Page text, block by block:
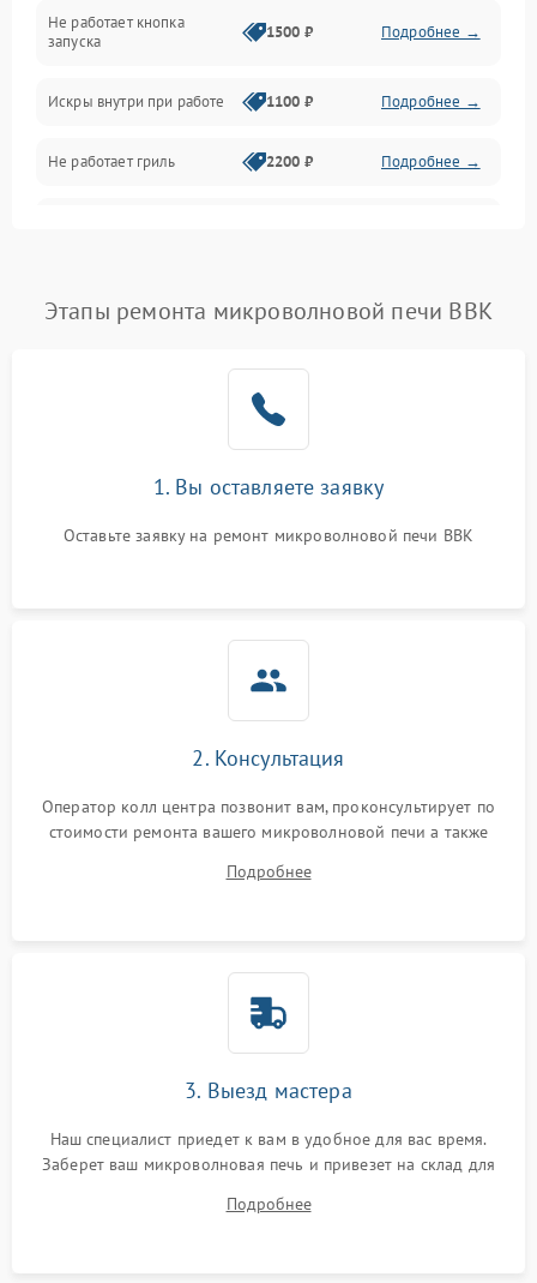
Нагрев и приготовление
Программное обеспечение
Не работает кнопка
запуска
1500 ₽ Подробнее →
Искры внутри при работе 1100 ₽ Подробнее →
Не работает гриль 2200 ₽ Подробнее →
Появление запаха гари Подробнее →
2200 ₽
Не работают сенсорные
1000 ₽
Этапы ремонта микроволновой печи BBK
1. Вы оставляете заявку
Оставьте заявку на ремонт микроволновой печи BBK
2. Консультация
Оператор колл центра позвонит вам, проконсультирует по
стоимости ремонта вашего микроволновой печи а также
Подробнее
3. Выезд мастера
Наш специалист приедет к вам в удобное для вас время.
Заберет ваш микроволновая печь и привезет на склад для
Подробнее